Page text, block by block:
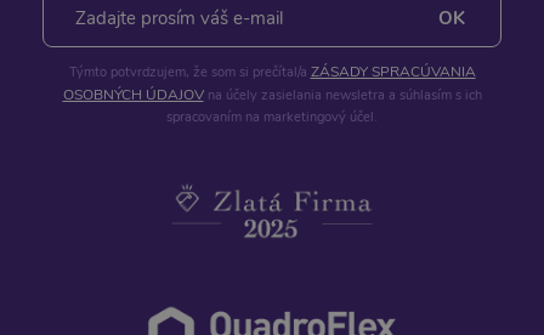
Týmto potvrdzujem, že som si prečítal/a ZÁSADY SPRACÚVANIA
OSOBNÝCH ÚDAJOVna účely zasielania newsletra a súhlasím s ich
spracovaním na marketingový účel.